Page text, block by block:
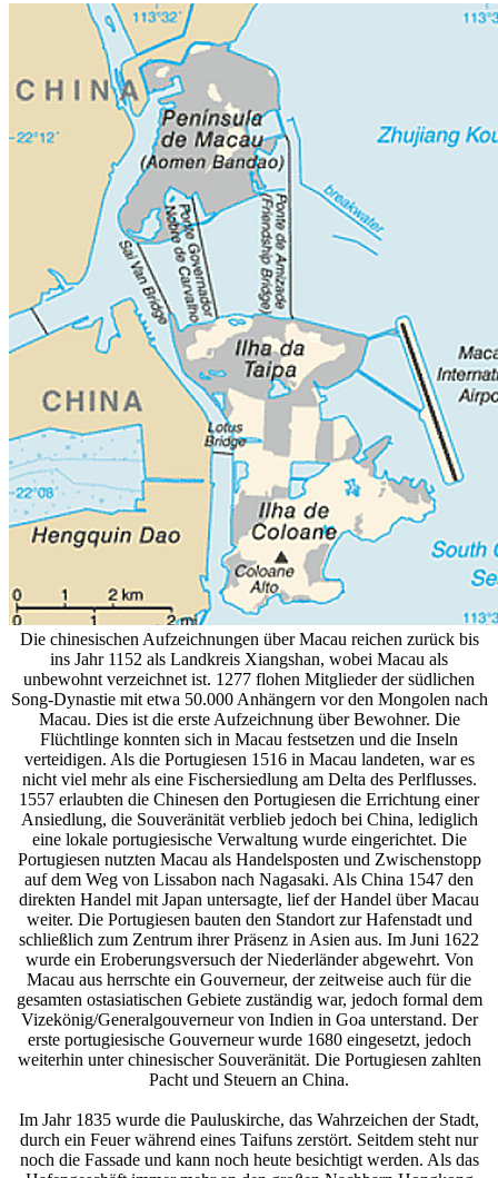
Die chinesischen Aufzeichnungen über Macau reichen zurück bis
ins Jahr 1152 als Landkreis Xiangshan, wobei Macau als
unbewohnt verzeichnet ist. 1277 flohen Mitglieder der südlichen
Song-Dynastie mit etwa 50.000 Anhängern vor den Mongolen nach
Macau. Dies ist die erste Aufzeichnung über Bewohner. Die
Flüchtlinge konnten sich in Macau festsetzen und die Inseln
verteidigen. Als die Portugiesen 1516 in Macau landeten, war es
nicht viel mehr als eine Fischersiedlung am Delta des Perlflusses.
1557 erlaubten die Chinesen den Portugiesen die Errichtung einer
Ansiedlung, die Souveränität verblieb jedoch bei China, lediglich
eine lokale portugiesische Verwaltung wurde eingerichtet. Die
Portugiesen nutzten Macau als Handelsposten und Zwischenstopp
auf dem Weg von Lissabon nach Nagasaki. Als China 1547 den
direkten Handel mit Japan untersagte, lief der Handel über Macau
weiter. Die Portugiesen bauten den Standort zur Hafenstadt und
schließlich zum Zentrum ihrer Präsenz in Asien aus. Im Juni 1622
wurde ein Eroberungsversuch der Niederländer abgewehrt. Von
Macau aus herrschte ein Gouverneur, der zeitweise auch für die
gesamten ostasiatischen Gebiete zuständig war, jedoch formal dem
Vizekönig/Generalgouverneur von Indien in Goa unterstand. Der
erste portugiesische Gouverneur wurde 1680 eingesetzt, jedoch
weiterhin unter chinesischer Souveränität. Die Portugiesen zahlten
Pacht und Steuern an China.
Im Jahr 1835 wurde die Pauluskirche, das Wahrzeichen der Stadt,
durch ein Feuer während eines Taifuns zerstört. Seitdem steht nur
noch die Fassade und kann noch heute besichtigt werden. Als das